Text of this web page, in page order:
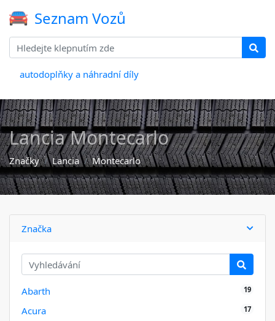
Seznam Vozů
autodoplňky a náhradní díly
Lancia Montecarlo
Značky Lancia Montecarlo
Značka
Abarth 19
Acura 17